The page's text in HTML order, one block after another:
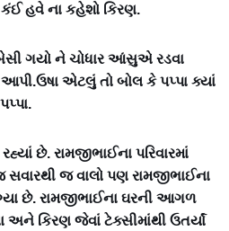
હવે ના કહેશો કિરણ.
ગયો ને ચોધાર આંસુએ રડવા
એટલું તો બોલ કે પપ્પા ક્યાં
છે. રામજીભાઈના પરિવારમાં
જ વાલો પણ રામજીભાઈના
છે. રામજીભાઈના ઘરની આગળ
કિરણ જેવાં ટેક્સીમાંથી ઉતર્યાં